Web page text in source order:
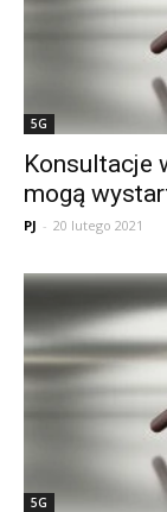
5G
Konsultacje
mogą
PJ - 20 lutego 2021
5G